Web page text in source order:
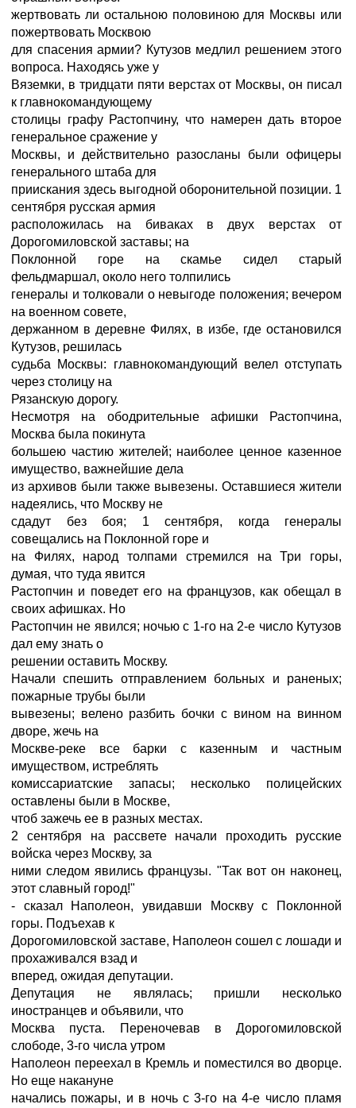
жертвовать ли остальною половиною для Москвы или
пожертвовать Москвою
для спасения армии? Кутузов медлил решением этого
вопроса. Находясь уже у
Вяземки, в тридцати пяти верстах от Москвы, он писал
к главнокомандующему
столицы графу Растопчину, что намерен дать второе
генеральное сражение у
Москвы, и действительно разосланы были офицеры
генерального штаба для
приискания здесь выгодной оборонительной позиции. 1
сентября русская армия
расположилась на биваках в двух верстах от
Дорогомиловской заставы; на
Поклонной горе на скамье сидел старый
фельдмаршал, около него толпились
генералы и толковали о невыгоде положения; вечером
на военном совете,
держанном в деревне Филях, в избе, где остановился
Кутузов, решилась
судьба Москвы: главнокомандующий велел отступать
через столицу на
Рязанскую дорогу.
Несмотря на ободрительные афишки Растопчина,
Москва была покинута
большею частию жителей; наиболее ценное казенное
имущество, важнейшие дела
из архивов были также вывезены. Оставшиеся жители
надеялись, что Москву не
сдадут без боя; 1 сентября, когда генералы
совещались на Поклонной горе и
на Филях, народ толпами стремился на Три горы,
думая, что туда явится
Растопчин и поведет его на французов, как обещал в
своих афишках. Но
Растопчин не явился; ночью с 1-го на 2-е число Кутузов
дал ему знать о
решении оставить Москву.
Начали спешить отправлением больных и раненых;
пожарные трубы были
вывезены; велено разбить бочки с вином на винном
дворе, жечь на
Москве-реке все барки с казенным и частным
имуществом, истреблять
комиссариатские запасы; несколько полицейских
оставлены были в Москве,
чтоб зажечь ее в разных местах.
2 сентября на рассвете начали проходить русские
войска через Москву, за
ними следом явились французы. "Так вот он наконец,
этот славный город!"
- сказал Наполеон, увидавши Москву с Поклонной
горы. Подъехав к
Дорогомиловской заставе, Наполеон сошел с лошади и
прохаживался взад и
вперед, ожидая депутации.
Депутация не являлась; пришли несколько
иностранцев и объявили, что
Москва пуста. Переночевав в Дорогомиловской
слободе, 3-го числа утром
Наполеон переехал в Кремль и поместился во дворце.
Но еще накануне
начались пожары, и в ночь с 3-го на 4-е число пламя